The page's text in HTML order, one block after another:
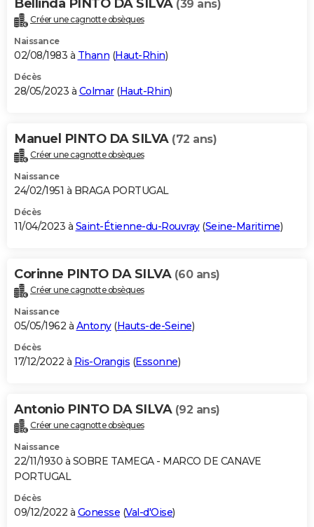
Bellinda PINTO DA SILVA (39 ans)
Créer une cagnotte obsèques
Naissance
02/08/1983 à Thann (Haut-Rhin)
Décès
28/05/2023 à Colmar(Haut-Rhin)
Manuel PINTO DA SILVA (72 ans)
Créer une cagnotte obsèques
Naissance
24/02/1951 à BRAGA PORTUGAL
Décès
11/04/2023 à Saint-Étienne-du-Rouvray(Seine-Maritime)
Corinne PINTO DA SILVA (60 ans)
Créer une cagnotte obsèques
Naissance
05/05/1962 à Antony(Hauts-de-Seine)
Décès
17/12/2022 à Ris-Orangis (Essonne)
Antonio PINTO DA SILVA (92 ans)
Créer une cagnotte obsèques
Naissance
22/11/1930 à SOBRE TAMEGA - MARCO DE CANAVE
PORTUGAL
Décès
09/12/2022 à Gonesse (Val-d'Oise)